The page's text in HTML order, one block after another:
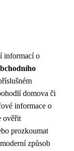
informací o
domova či
informace o
ověřit
prozkoumat
způsob